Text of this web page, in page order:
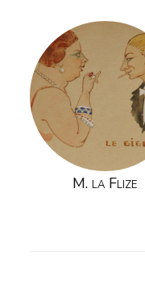
M. la Flize